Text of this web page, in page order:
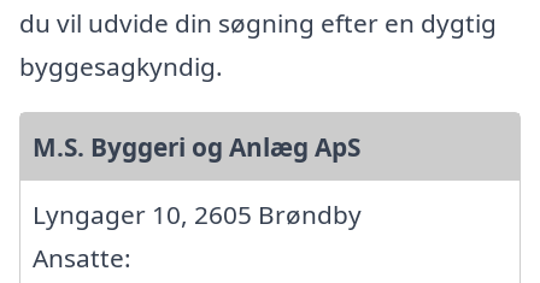
du vil udvide din søgning efter en dygtig
byggesagkyndig.
M.S. Byggeri og Anlæg ApS
Lyngager 10, 2605 Brøndby
Ansatte: